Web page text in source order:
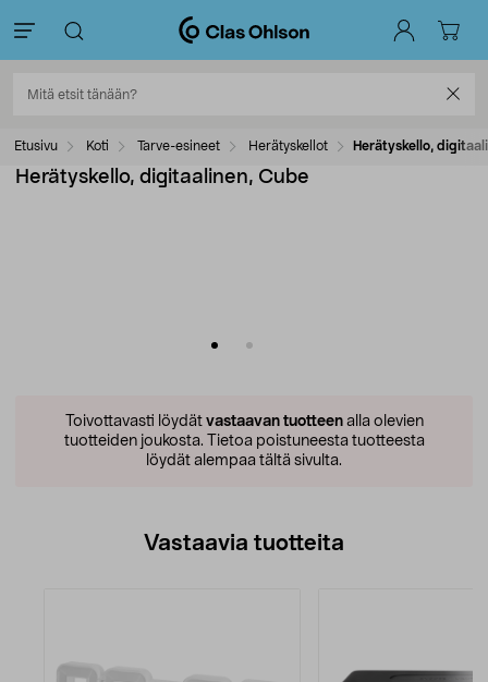
Etusivu Koti Tarve-esineet Herätyskellot Herätyskello,
Herätyskello, digitaalinen, Cube
Toivottavasti löydät vastaavan tuotteenalla olevien
tuotteiden joukosta. Tietoa poistuneesta tuotteesta
löydät alempaa tältä sivulta.
Vastaavia tuotteita